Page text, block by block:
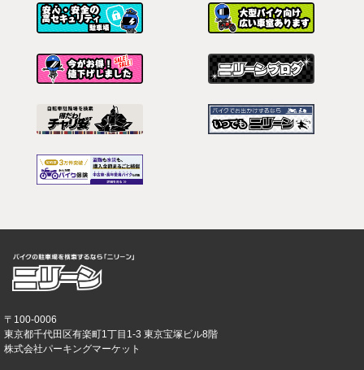
〒100-0006
東京都千代田区有楽町1丁目1-3 東京宝塚ビル8階
株式会社パーキングマーケット